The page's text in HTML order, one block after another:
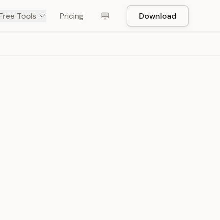
Tools Pricing Download